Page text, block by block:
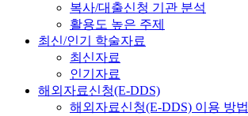
복사/대출신청 기관 분석
활용도 높은 주제
최신/인기 학술자료
최신자료
인기자료
해외자료신청(E-DDS)
해외자료신청(E-DDS) 이용 방법